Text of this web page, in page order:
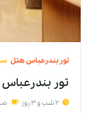
تور بندرعباسهتل
تور بندرعباس
2 شب و 3 روز